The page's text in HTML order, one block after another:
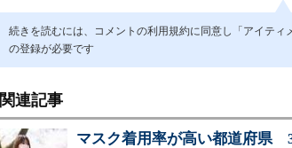
続きを読むには、コメントの利用規約に同意し「アイティ
の登録が必要です
関連記事
マスク着用率が高い都道府県